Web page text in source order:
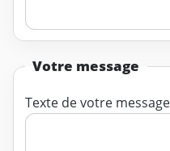
Votre message